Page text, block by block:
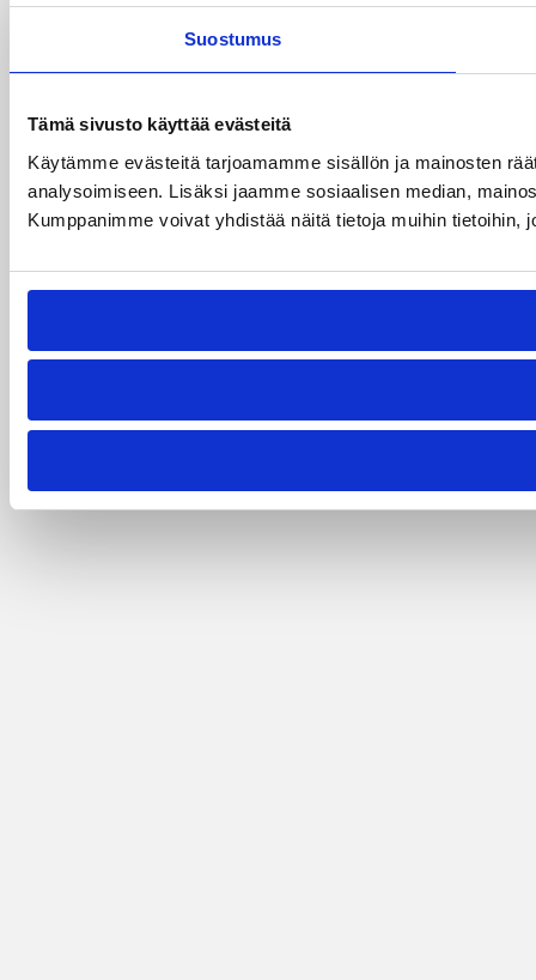
Suostumus
Tämä sivusto käyttää evästeitä
Käytämme evästeitä tarjoamamme sisällön ja mainosten
analysoimiseen. Lisäksi jaamme sosiaalisen median,
Kumppanimme voivat yhdistää näitä tietoja muihin tietoihin,